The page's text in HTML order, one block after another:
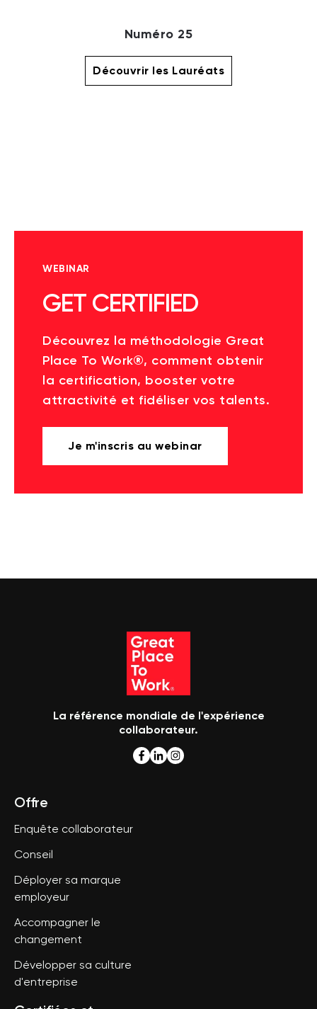
Numéro 25
Découvrir les Lauréats
WEBINAR
GET CERTIFIED
Découvrez la méthodologie Great
Place To Work®, comment obtenir
la certification, booster votre
attractivité et fidéliser vos talents.
Je m'inscris au webinar
La référence mondiale de l'expérience
collaborateur.
Offre
Enquête collaborateur
Conseil
Déployer sa marque
employeur
Accompagner le
changement
Développer sa culture
d'entreprise